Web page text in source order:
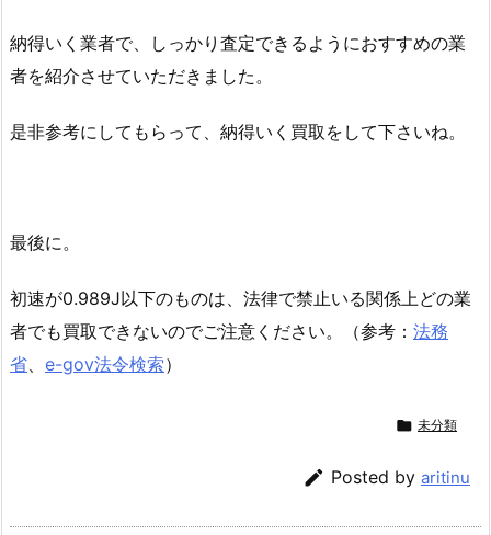
納得いく業者で、しっかり査定できるようにおすすめの業
者を紹介させていただきました。
是非参考にしてもらって、納得いく買取をして下さいね。
最後に。
初速が0.989J以下のものは、法律で禁止いる関係上どの業
者でも買取できないのでご注意ください。（参考： 法務
省、 e-gov法令検索）
 未分類
 Posted by aritinu